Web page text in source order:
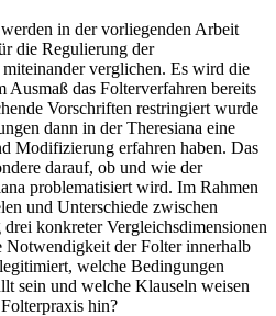
in der vorliegenden Arbeit
die Regulierung der
verglichen. Es wird die
Ausmaß das Folterverfahren bereits
Vorschriften restringiert wurde
dann in der Theresiana eine
Modifizierung erfahren haben. Das
darauf, ob und wie der
problematisiert wird. Im Rahmen
und Unterschiede zwischen
konkreter Vergleichsdimensionen
Notwendigkeit der Folter innerhalb
welche Bedingungen
sein und welche Klauseln weisen
hin?